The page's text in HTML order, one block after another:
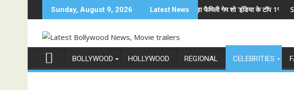
to
Sunday, August 9, 2026 Latest News
दुनिया में अनोखी एंट्री अनिल कपूर होस्ट करेंगे भारत का सबसे बड़ा फैमिली गेम शो 'इंडिया के टॉप 1%', 5 सितंबर से स्टार
Sun Neo
BOLLYWOOD HOLLYWOOD REGIONAL CELEBRITIES